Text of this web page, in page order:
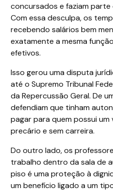
concursados e faziam
Com essa desculpa, os
recebendo salários bem
exatamente a mesma
efetivos.
Isso gerou uma disputa
até o Supremo Tribunal
da Repercussão Geral. De
defendiam que tinham
pagar para quem possui
precário e sem carreira.
Do outro lado, os
trabalho dentro da sala de
piso é uma proteção à
um benefício ligado a um